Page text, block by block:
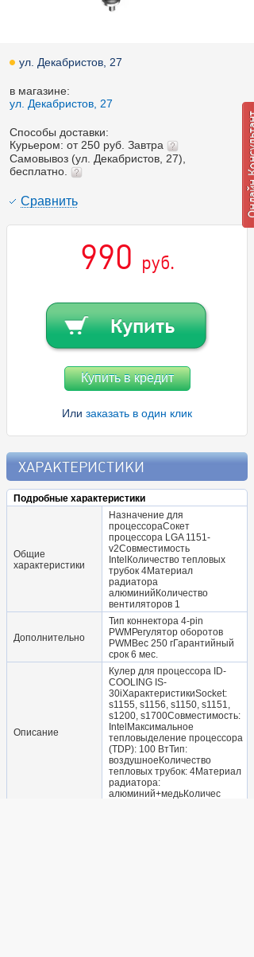
ул. Декабристов, 27
в магазине:
ул. Декабристов, 27
Способы доставки:
Курьером: от 250 руб. Завтра
Самовывоз (ул. Декабристов, 27),
бесплатно.
Cравнить
990 руб.
Купить в кредит
Или заказать в один клик
ХАРАКТЕРИСТИКИ
Подробные характеристики
Общие
характеристики
Назначение для
процессораСокет
процессора LGA 1151-
v2Совместимость
IntelКоличество тепловых
трубок 4Материал
радиатора
алюминийКоличество
вентиляторов 1
Дополнительно
Тип коннектора 4-pin
PWMРегулятор оборотов
PWMВес 250 гГарантийный
срок 6 мес.
Описание
Кулер для процессора ID-
COOLING IS-
30iХарактеристикиSocket:
s1155, s1156, s1150, s1151,
s1200, s1700Совместимость:
IntelМаксимальное
тепловыделение процессора
(TDP): 100 ВтТип:
воздушноеКоличество
тепловых трубок: 4Материал
радиатора:
алюминий+медьКоличес